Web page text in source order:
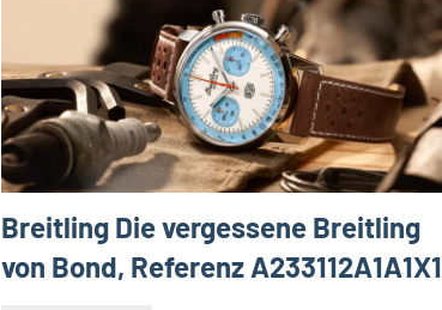
Breitling Die vergessene Breitling
von Bond, Referenz A233112A1A1X1